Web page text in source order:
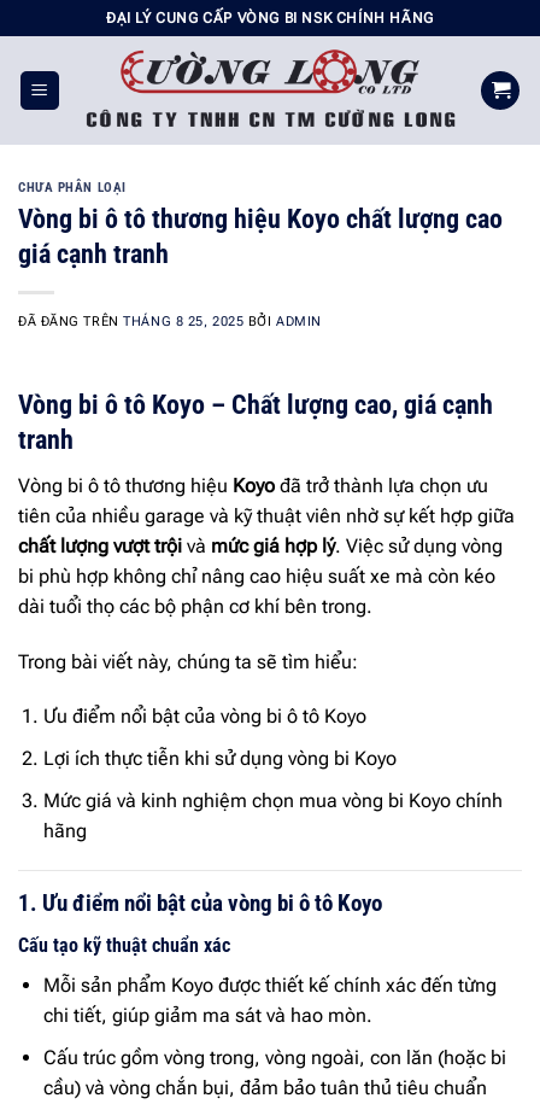
đến
nội
dung
ĐẠI LÝ CUNG CẤP VÒNG BI NSK CHÍNH HÃNG
CHƯA PHÂN LOẠI
Vòng bi ô tô thương hiệu Koyo chất lượng cao
giá cạnh tranh
ĐÃ ĐĂNG TRÊNTHÁNG 8 25, 2025 BỞIADMIN
Vòng bi ô tô Koyo – Chất lượng cao, giá cạnh
tranh
Vòng bi ô tô thương hiệu Koyo đã trở thành lựa chọn ưu
tiên của nhiều garage và kỹ thuật viên nhờ sự kết hợp giữa
chất lượng vượt trội và mức giá hợp lý. Việc sử dụng vòng
bi phù hợp không chỉ nâng cao hiệu suất xe mà còn kéo
dài tuổi thọ các bộ phận cơ khí bên trong.
Trong bài viết này, chúng ta sẽ tìm hiểu:
Ưu điểm nổi bật của vòng bi ô tô Koyo
Lợi ích thực tiễn khi sử dụng vòng bi Koyo
Mức giá và kinh nghiệm chọn mua vòng bi Koyo chính
hãng
1. Ưu điểm nổi bật của vòng bi ô tô Koyo
Cấu tạo kỹ thuật chuẩn xác
Mỗi sản phẩm Koyo được thiết kế chính xác đến từng
chi tiết, giúp giảm ma sát và hao mòn.
Cấu trúc gồm vòng trong, vòng ngoài, con lăn (hoặc bi
cầu) và vòng chắn bụi, đảm bảo tuân thủ tiêu chuẩn